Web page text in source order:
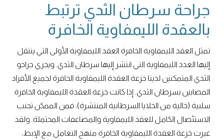
جراحة سرطان الثدي ترتبط
بالعقدة الليمفاوية الخافرة
تمثل العقد الليمفاوية الخافرة العقد الليمفاوية الأولى التي ينتقل
إليها الغدد الليمفاوية التي انتشر إليها سرطان الثدي. ويجري جراحو
الثدي المتمكنين لدينا خزعة العقدة الليمفاوية الخافرة لجميع الأفراد
المصابين بسرطان الثدي. إذا كانت خزعة العقدة الليمفاوية الخافرة
سلبية (خالية من الخلايا السرطانية المنتشرة)، فمن الممكن تجنب
الاستئصال الكامل للعقد الليمفاوية والمضاعفات المحتملة. ولقد
غيرت خزعة العقدة الليمفاوية الخافرة منهج التعامل مع الإبط،